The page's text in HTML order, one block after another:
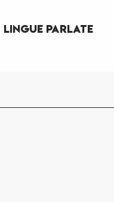
Lingue parlate
Lingue parlate